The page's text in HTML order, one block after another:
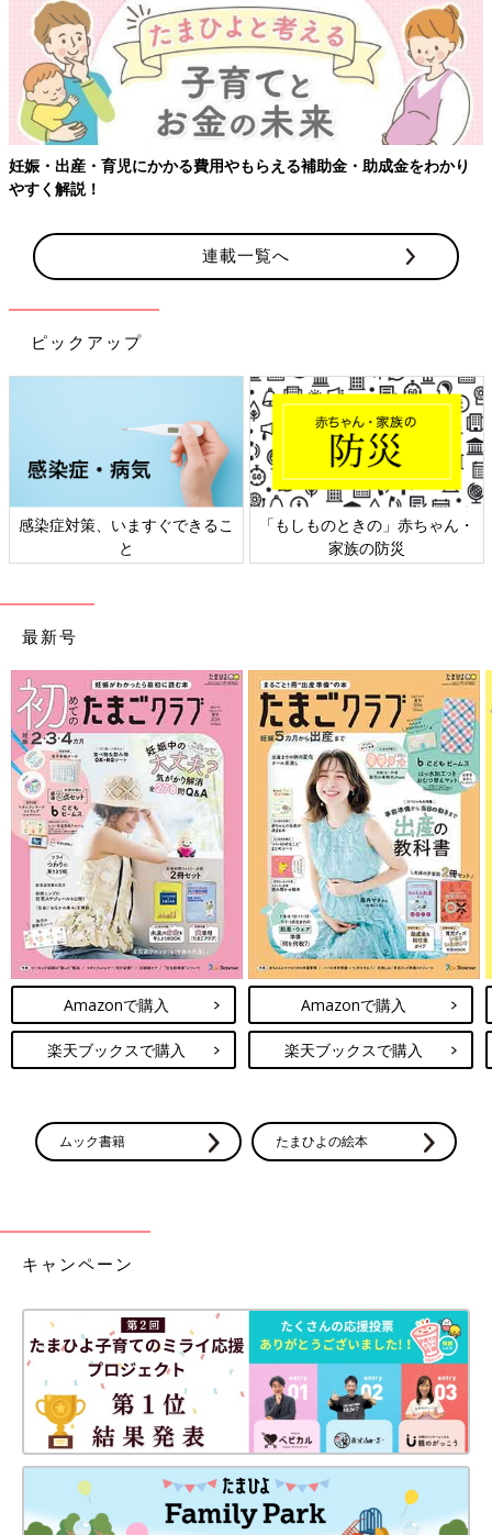
【ワクチン接種できるものも】妊婦の感染症対策、知っておいて！
連載一覧へ
ピックアップ
・
日本外来小児科学会リーフレッ
ト検討会
六星占術 細木かおりさんの人
相談
最新号
Amazonで購入
楽天ブックスで購入
Amazonで購入
楽天ブックスで購入
ムック書籍 たまひよの絵本
キャンペーン